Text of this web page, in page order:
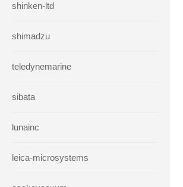
shinken-ltd
shimadzu
teledynemarine
sibata
lunainc
leica-microsystems